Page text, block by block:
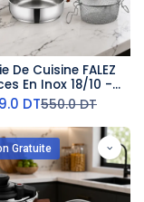
De Cuisine FALEZ
En Inox 18/10 -
Effet Bois
DT550.0DT
Gratuite